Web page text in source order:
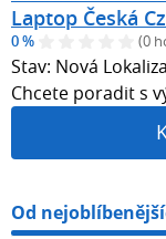
Laptop Česká
0 % (0
Stav: Nová
Chcete poradit s
Od